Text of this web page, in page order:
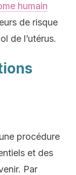
humain
de risque
de l’utérus.
procédure
et des
Par